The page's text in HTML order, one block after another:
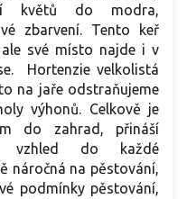
květů do modra,
zbarvení. Tento keř
své místo najde i v
Hortenzie velkolistá
na jaře odstraňujeme
výhonů. Celkově je
do zahrad, přináší
vzhled do každé
náročná na pěstování,
podmínky pěstování,